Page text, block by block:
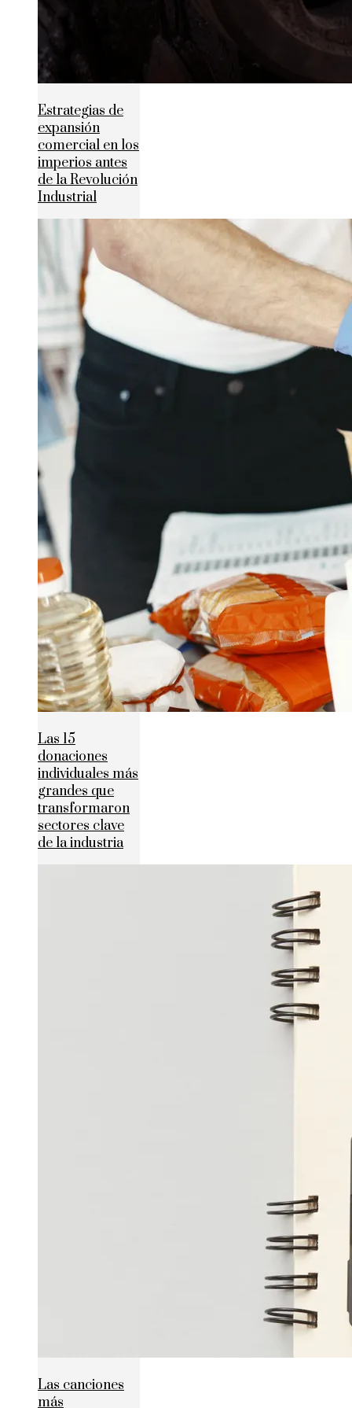
Estrategias de
expansión
comercial en los
imperios antes
de la Revolución
Industrial
Las 15
donaciones
individuales más
grandes que
transformaron
sectores clave
de la industria
Las canciones
más